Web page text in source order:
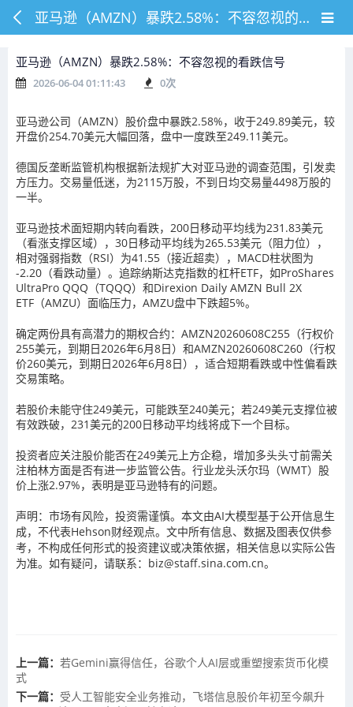
亚马逊（AMZN）暴跌2.58%：不容忽视的看跌信号
亚马逊（AMZN）暴跌2.58%：不容忽视的看跌信号
2026-06-04 01:11:43 0次
亚马逊公司（AMZN）股价盘中暴跌2.58%，收于249.89美元，较
开盘价254.70美元大幅回落，盘中一度跌至249.11美元。
德国反垄断监管机构根据新法规扩大对亚马逊的调查范围，引发卖
方压力。交易量低迷，为2115万股，不到日均交易量4498万股的
一半。
亚马逊技术面短期内转向看跌，200日移动平均线为231.83美元
（看涨支撑区域），30日移动平均线为265.53美元（阻力位），
相对强弱指数（RSI）为41.55（接近超卖），MACD柱状图为
-2.20（看跌动量）。追踪纳斯达克指数的杠杆ETF，如ProShares
UltraPro QQQ（TQQQ）和Direxion Daily AMZN Bull 2X
ETF（AMZU）面临压力，AMZU盘中下跌超5%。
确定两份具有高潜力的期权合约：AMZN20260608C255（行权价
255美元，到期日2026年6月8日）和AMZN20260608C260（行权
价260美元，到期日2026年6月8日），适合短期看跌或中性偏看跌
交易策略。
若股价未能守住249美元，可能跌至240美元；若249美元支撑位被
有效跌破，231美元的200日移动平均线将成下一个目标。
投资者应关注股价能否在249美元上方企稳，增加多头头寸前需关
注柏林方面是否有进一步监管公告。行业龙头沃尔玛（WMT）股
价上涨2.97%，表明是亚马逊特有的问题。
声明：市场有风险，投资需谨慎。本文由AI大模型基于公开信息生
成，不代表Hehson财经观点。文中所有信息、数据及图表仅供参
考，不构成任何形式的投资建议或决策依据，相关信息以实际公告
为准。如有疑问，请联系：biz@staff.sina.com.cn。
上一篇： 若Gemini赢得信任，谷歌个人AI层或重塑搜索货币化模
式
下一篇： 受人工智能安全业务推动，飞塔信息股价年初至今飙升